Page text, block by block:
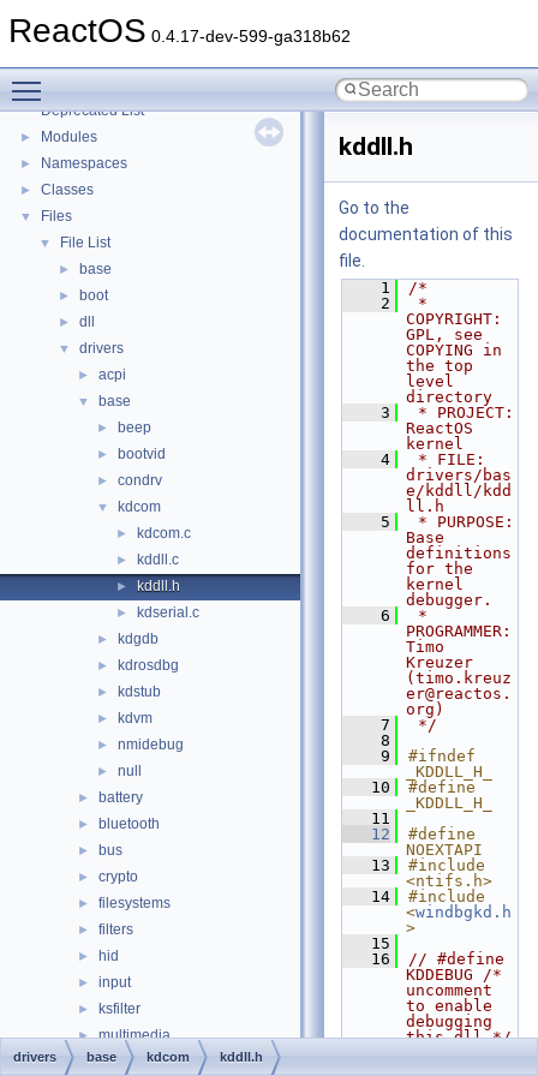
ReactOS 0.4.17-dev-599-ga318b62
BSD License
Deprecated List
► Modules
► Namespaces
► Classes
▼ Files
▼ File List
► base
► boot
► dll
▼ drivers
► acpi
▼ base
► beep
► bootvid
► condrv
▼ kdcom
► kdcom.c
► kddll.c
► kddll.h
► kdserial.c
► kdgdb
► kdrosdbg
► kdstub
► kdvm
► nmidebug
► null
► battery
► bluetooth
► bus
► crypto
► filesystems
► filters
► hid
► input
► ksfilter
► multimedia
► network
kddll.h
Go to the
documentation of this
file.
    1
/*
    2
*
COPYRIGHT:
GPL, see
COPYING in
the top
level
directory
    3
* PROJECT:
ReactOS
kernel
    4
* FILE:
drivers/bas
e/kddll/kdd
ll.h
    5
* PURPOSE:
Base
definitions
for the
kernel
debugger.
    6
*
PROGRAMMER:
Timo
Kreuzer
(timo.kreuz
er@reactos.
org)
    7
*/
    8
    9
#ifndef
_KDDLL_H_
   10
#define
_KDDLL_H_
   11
   12
#define
NOEXTAPI
   13
#include
<ntifs.h>
   14
#include
<windbgkd.h
>
   15
   16
// #define
KDDEBUG /*
uncomment
to enable
debugging
this dll */
drivers base kdcom kddll.h